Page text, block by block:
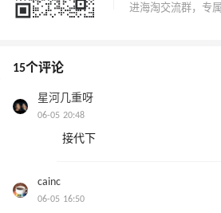
15个评论
星河几重呀
06-05 20:48
接代下
cainc
06-05 16:50